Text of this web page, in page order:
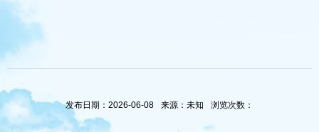
发布日期：2026-06-08 来源：未知 浏览次数：